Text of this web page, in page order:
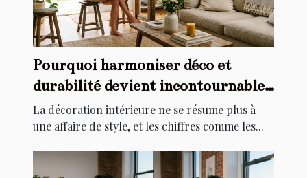
Pourquoi harmoniser déco et
durabilité devient incontournable
chez soi
La décoration intérieure ne se résume plus à
une affaire de style, et les chiffres comme les...